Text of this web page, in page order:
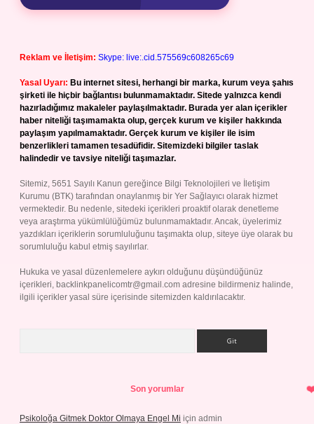
Reklam ve İletişim: Skype: live:.cid.575569c608265c69
Yasal Uyarı: Bu internet sitesi, herhangi bir marka, kurum veya şahıs
şirketi ile hiçbir bağlantısı bulunmamaktadır. Sitede yalnızca kendi
hazırladığımız makaleler paylaşılmaktadır. Burada yer alan içerikler
haber niteliği taşımamakta olup, gerçek kurum ve kişiler hakkında
paylaşım yapılmamaktadır. Gerçek kurum ve kişiler ile isim
benzerlikleri tamamen tesadüfidir. Sitemizdeki bilgiler taslak
halindedir ve tavsiye niteliği taşımazlar.
Sitemiz, 5651 Sayılı Kanun gereğince Bilgi Teknolojileri ve İletişim
Kurumu (BTK) tarafından onaylanmış bir Yer Sağlayıcı olarak hizmet
vermektedir. Bu nedenle, sitedeki içerikleri proaktif olarak denetleme
veya araştırma yükümlülüğümüz bulunmamaktadır. Ancak, üyelerimiz
yazdıkları içeriklerin sorumluluğunu taşımakta olup, siteye üye olarak bu
sorumluluğu kabul etmiş sayılırlar.
Hukuka ve yasal düzenlemelere aykırı olduğunu düşündüğünüz
içerikleri, backlinkpanelicomtr@gmail.com adresine bildirmeniz halinde,
ilgili içerikler yasal süre içerisinde sitemizden kaldırılacaktır.
Son yorumlar
Psikoloğa Gitmek Doktor Olmaya Engel Mi için admin